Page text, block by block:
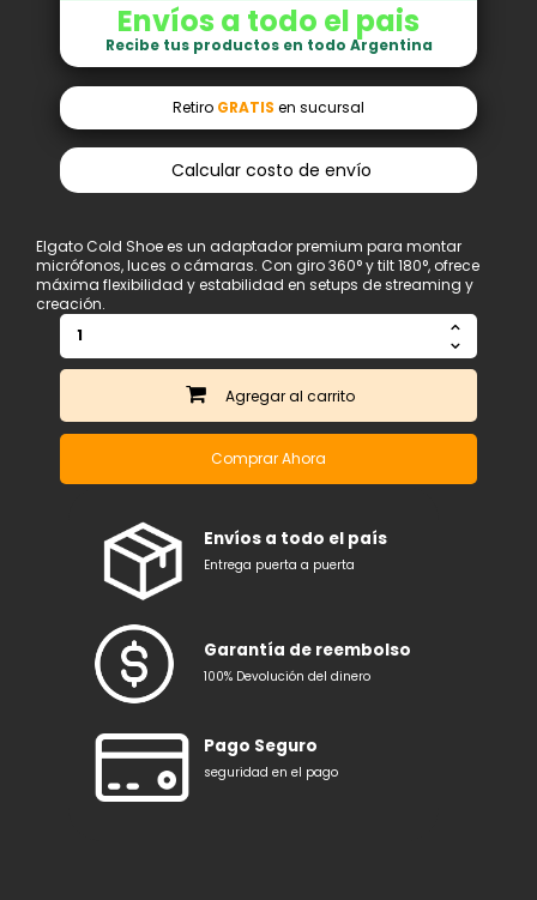
Envíos a todo el pais
Recibe tus productos en todo Argentina
Retiro GRATIS en sucursal
Calcular costo de envío
Elgato Cold Shoe es un adaptador premium para montar
micrófonos, luces o cámaras. Con giro 360° y tilt 180°, ofrece
máxima flexibilidad y estabilidad en setups de streaming y
creación.
Agregar
Comprar Ahora
Envíos a todo el país
Entrega puerta a puerta
Garantía de reembolso
100% Devolución del dinero
Pago Seguro
seguridad en el pago